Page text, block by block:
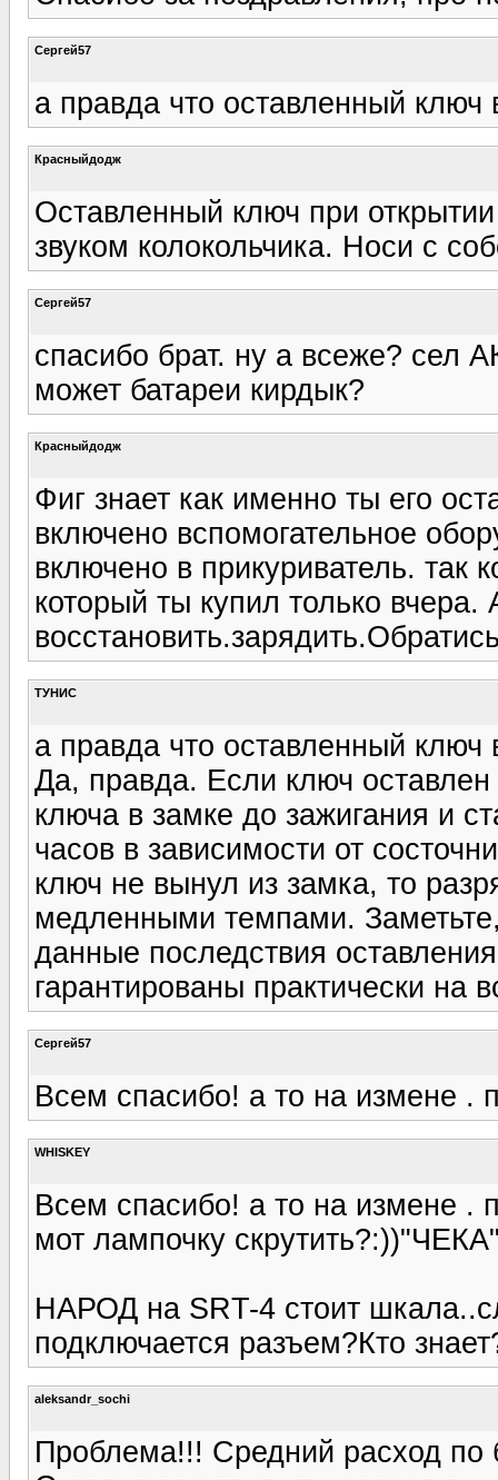
Сергей57
а правда что оставленный
Красныйдодж
Оставленный ключ при
звуком колокольчика. Носи с
Сергей57
спасибо брат. ну а всеже? сел
может батареи кирдык?
Красныйдодж
Фиг знает как именно ты его
включено вспомогательное
включено в прикуриватель. так
который ты купил только
ТУНИС
а правда что оставленный
Да, правда. Если ключ
ключа в замке до зажигания и
часов в зависимости от
ключ не вынул из замка, то
медленными темпами.
данные последствия
гарантированы практически на
Сергей57
Всем спасибо! а то на измене .
WHISKEY
Всем спасибо! а то на измене .
мот лампочку
НАРОД на SRT-4 стоит
подключается разъем?Кто
aleksandr_sochi
Проблема!!! Средний расход по